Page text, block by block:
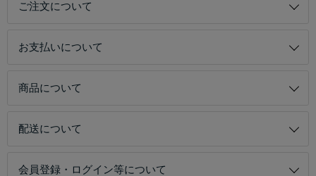
ご注文について
お支払いについて
商品について
配送について
会員登録・ログイン等について